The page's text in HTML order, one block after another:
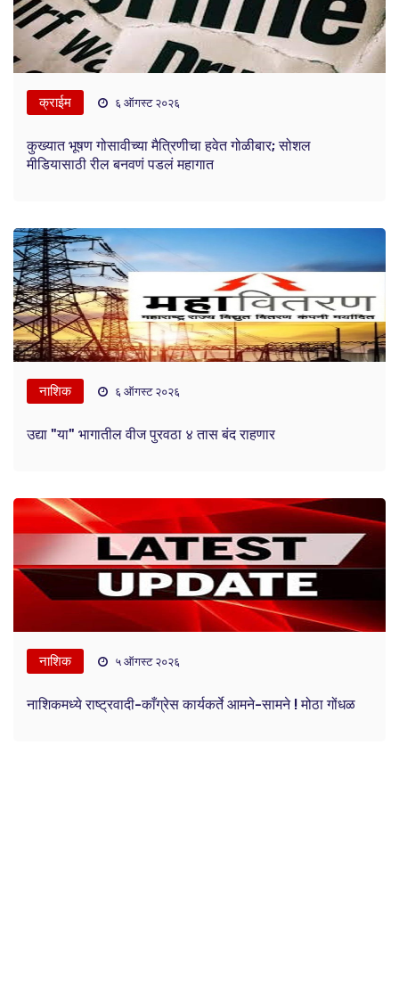
क्राईम ६ ऑगस्ट २०२६
कुख्यात भूषण गोसावीच्या मैत्रिणीचा हवेत गोळीबार; सोशल
मीडियासाठी रील बनवणं पडलं महागात
नाशिक ६ ऑगस्ट २०२६
उद्या "या" भागातील वीज पुरवठा ४ तास बंद राहणार
नाशिक ५ ऑगस्ट २०२६
नाशिकमध्ये राष्ट्रवादी-काँग्रेस कार्यकर्ते आमने-सामने ! मोठा गोंधळ